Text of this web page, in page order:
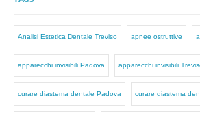
Analisi Estetica Dentale Treviso apnee ostruttive
apparecchi invisibili Padova apparecchi invisibili
curare diastema dentale Padova curare diastema